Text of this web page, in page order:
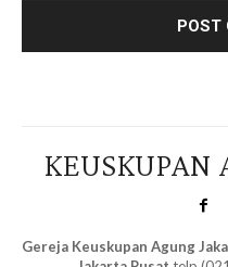
KEUSKUPAN
Gereja Keuskupan Agung